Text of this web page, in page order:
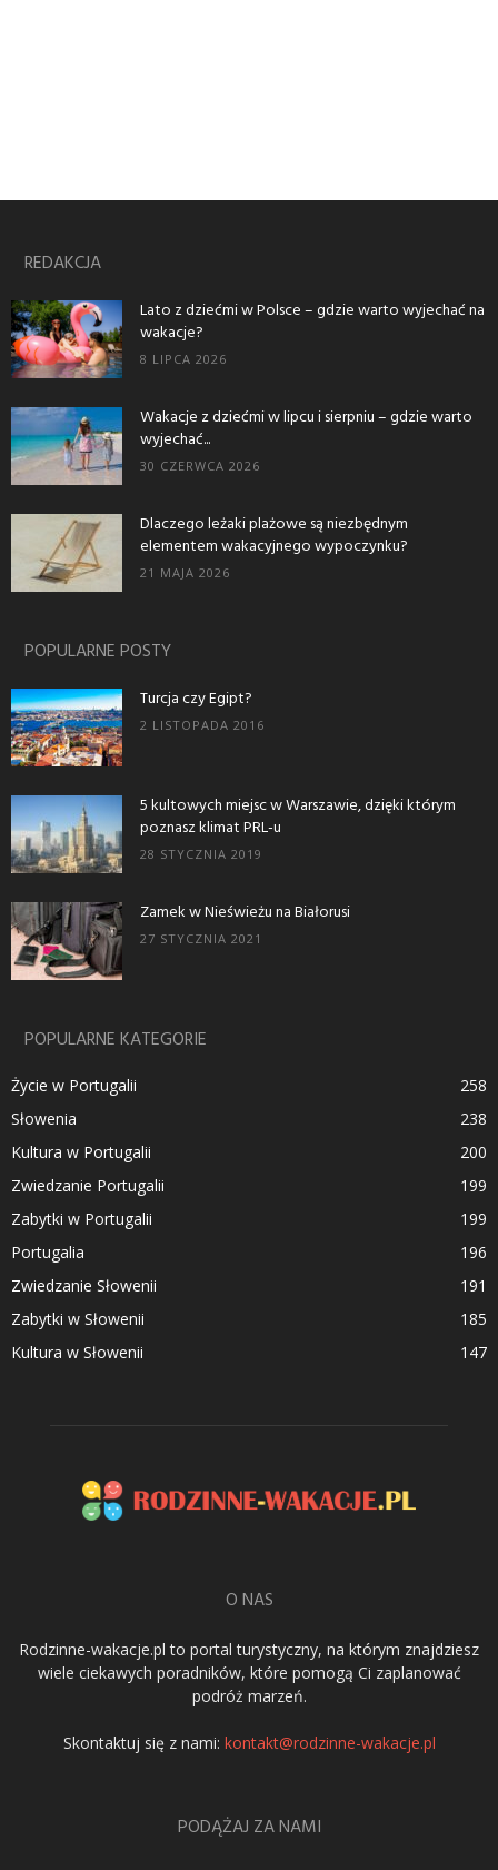
REDAKCJA
Lato z dziećmi w Polsce – gdzie warto wyjechać na
wakacje?
8 LIPCA 2026
Wakacje z dziećmi w lipcu i sierpniu – gdzie warto
wyjechać...
30 CZERWCA 2026
Dlaczego leżaki plażowe są niezbędnym
elementem wakacyjnego wypoczynku?
21 MAJA 2026
POPULARNE POSTY
Turcja czy Egipt?
2 LISTOPADA 2016
5 kultowych miejsc w Warszawie, dzięki którym
poznasz klimat PRL-u
28 STYCZNIA 2019
Zamek w Nieświeżu na Białorusi
27 STYCZNIA 2021
POPULARNE KATEGORIE
Życie w Portugalii
258
Słowenia
238
Kultura w Portugalii
200
Zwiedzanie Portugalii
199
Zabytki w Portugalii
199
Portugalia
196
Zwiedzanie Słowenii
191
Zabytki w Słowenii
185
Kultura w Słowenii
147
O NAS
Rodzinne-wakacje.pl to portal turystyczny, na którym znajdziesz
wiele ciekawych poradników, które pomogą Ci zaplanować
podróż marzeń.
Skontaktuj się z nami: kontakt@rodzinne-wakacje.pl
PODĄŻAJ ZA NAMI